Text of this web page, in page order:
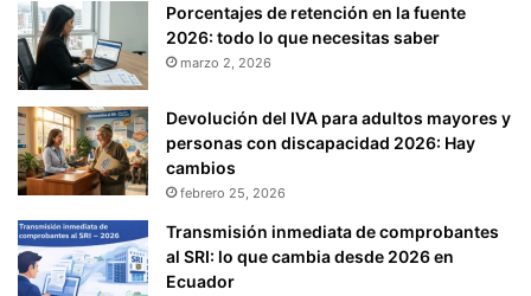
Porcentajes de retención en la fuente
2026: todo lo que necesitas saber
marzo 2, 2026
Devolución del IVA para adultos mayores y
personas con discapacidad 2026: Hay
cambios
febrero 25, 2026
Transmisión inmediata de comprobantes
al SRI: lo que cambia desde 2026 en
Ecuador